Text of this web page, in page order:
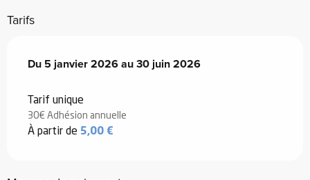
Tarifs
Du 5 janvier 2026au30 juin 2026
Du 5 janvier 2026au30 juin 2026
Tarif unique
30€ Adhésion annuelle
À partir de 5,00 €